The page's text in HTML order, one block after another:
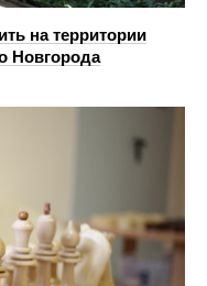
на территории
Новгорода